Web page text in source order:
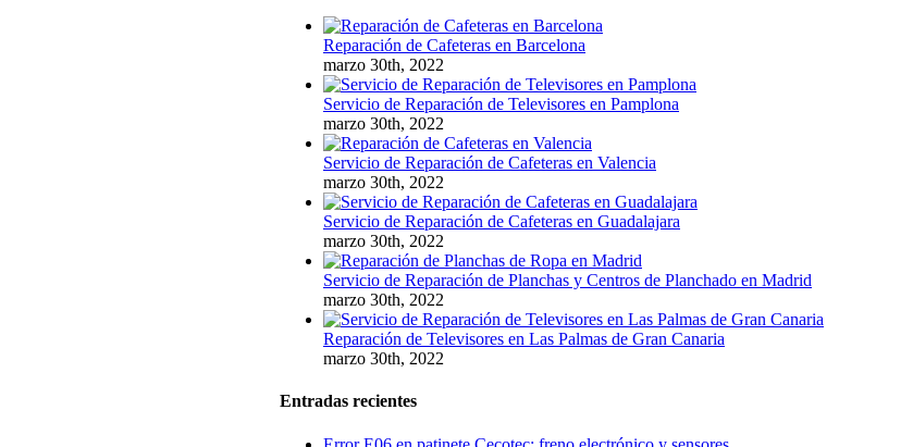
Reparación de Cafeteras en Barcelona
marzo 30th, 2022
Servicio de Reparación de Televisores en Pamplona
marzo 30th, 2022
Servicio de Reparación de Cafeteras en Valencia
marzo 30th, 2022
Servicio de Reparación de Cafeteras en Guadalajara
marzo 30th, 2022
Servicio de Reparación de Planchas y Centros de Planchado en Madrid
marzo 30th, 2022
Reparación de Televisores en Las Palmas de Gran Canaria
marzo 30th, 2022
Entradas recientes